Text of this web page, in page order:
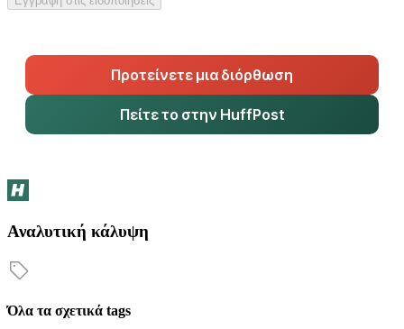
Προτείνετε μια διόρθωση
Πείτε το στην HuffPost
Αναλυτική κάλυψη
Όλα τα σχετικά tags